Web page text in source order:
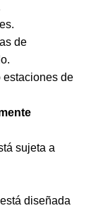
de
estaciones de
sujeta a
diseñada